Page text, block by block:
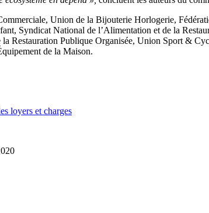
Union de la Bijouterie Horlogerie,
Syndicat National de l’Alimentation et de la
Restauration Publique Organisée, Union Sport &
de la Maison.
loyers et charges